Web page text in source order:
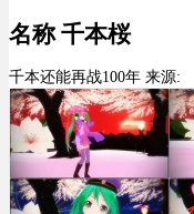
名称 千本桜
千本还能再战100年 来源: